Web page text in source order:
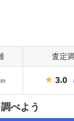
査定
3.0
べよう